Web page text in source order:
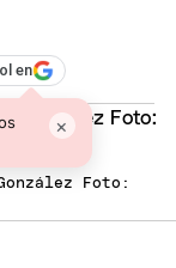
en
×
Foto: